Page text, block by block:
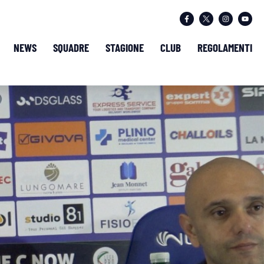
NEWS SQUADRE STAGIONE CLUB REGOLAMENTI